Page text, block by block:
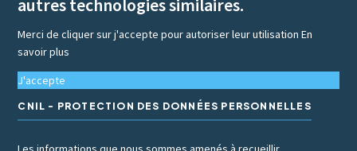
autres technologies similaires.
Merci de cliquer sur j'accepte pour autoriser leur utilisationEn
savoir plus
J'accepte
CNIL - PROTECTION DES DONNÉES PERSONNELLES